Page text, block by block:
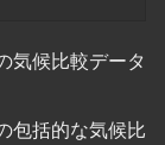
気候比較データ
包括的な気候比